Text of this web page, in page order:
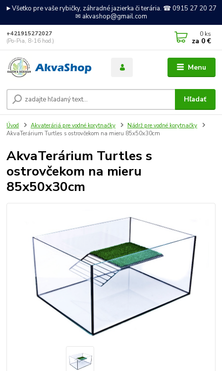
►Všetko pre vaše rybičky, záhradné jazierka či terária. ☎ 0915 27 20 27
✉ akvashop@gmail.com
Menu
Hľadať
+421915272027
(Po-Pia, 8-16 hod.)
0 ks
za 0 €
Úvod Akvateráriá pre vodné korytnačky
Nádrž pre vodné korytnačky
AkvaTerárium Turtles s ostrovčekom na mieru 85x50x30cm
AkvaTerárium Turtles s
ostrovčekom na mieru
85x50x30cm